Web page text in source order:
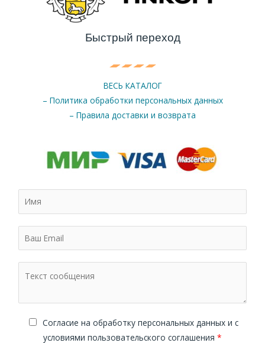
Быстрый переход
ВЕСЬ КАТАЛОГ
– Политика обработки персональных данных
– Правила доставки и возврата
Cогласие на обработку персональных данных и с
условиями пользовательского соглашения *